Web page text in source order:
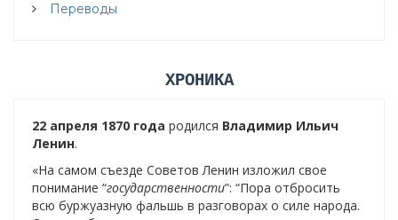
Переводы
ХРОНИКА
22 апреля 1870 года родился Владимир Ильич
Ленин.
«На самом съезде Советов Ленин изложил свое
понимание “государственности”: “Пора отбросить
всю буржуазную фальшь в разговорах о силе народа.